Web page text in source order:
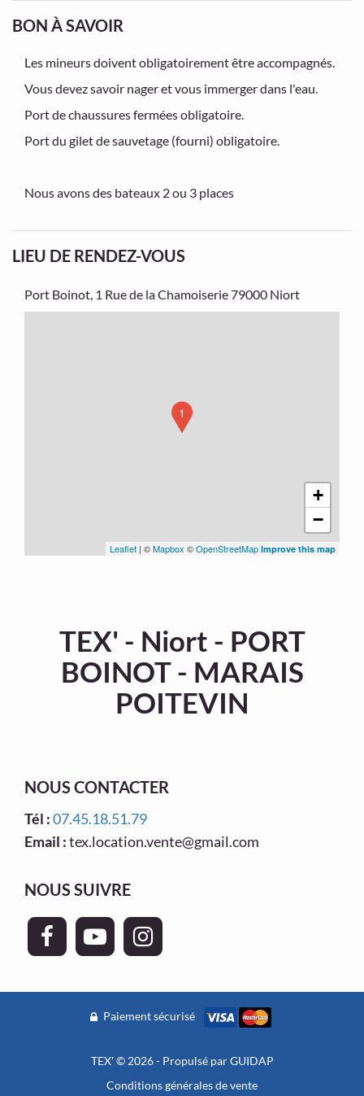
BON À SAVOIR
Les mineurs doivent obligatoirement être accompagnés.
Vous devez savoir nager et vous immerger dans l'eau.
Port de chaussures fermées obligatoire.
Port du gilet de sauvetage (fourni) obligatoire.
Nous avons des bateaux 2 ou 3 places
LIEU DE RENDEZ-VOUS
Port Boinot, 1 Rue de la Chamoiserie79000 Niort
1
+
−
Leaflet | ©Mapbox ©OpenStreetMap Improve this map
TEX' - Niort - PORT
BOINOT - MARAIS
POITEVIN
NOUS CONTACTER
Tél :07.45.18.51.79
Email :tex.location.vente@gmail.com
NOUS SUIVRE
Paiement sécurisé
TEX' © 2026 - Propulsé parGUIDAP
Conditions générales de vente